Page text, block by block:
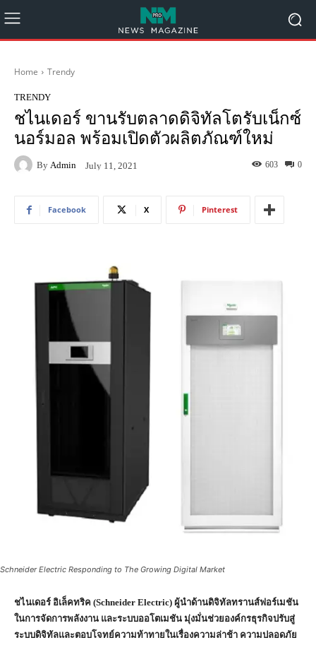
Home Trendy
TRENDY
ชไนเดอร์ ขานรับตลาดดิจิทัลโตรับเน็กซ์
นอร์มอล พร้อมเปิดตัวผลิตภัณฑ์ใหม่
By Admin July 11, 2021 0
603
Facebook X Pinterest
Schneider Electric Responding to The Growing Digital Market
ชไนเดอร์ อิเล็คทริค (Schneider Electric) ผู้นำด้านดิจิทัลทรานส์ฟอร์เมชัน
ในการจัดการพลังงาน และระบบออโตเมชัน มุ่งมั่นช่วยองค์กรธุรกิจปรับสู่
ระบบดิจิทัลและตอบโจทย์ความท้าทายในเรื่องความล่าช้า ความปลอดภัย